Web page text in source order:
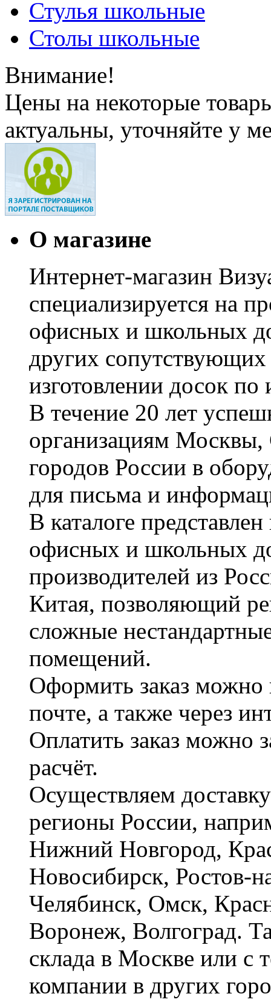
Стулья школьные
Столы школьные
Внимание!
Цены на некоторые
актуальны, уточняйте у
О магазине
Интернет-магазин
специализируется на
офисных и школьных
других сопутствующих
изготовлении досок по
В течение 20 лет
организациям Москвы,
городов России в
для письма и
В каталоге
офисных и школьных
производителей из
Китая, позволяющий
сложные
помещений.
Оформить заказ можно
почте, а также через
Оплатить заказ можно
расчёт.
Осуществляем
регионы России,
Нижний Новгород,
Новосибирск, Ростов-
Челябинск, Омск,
Воронеж, Волгоград.
склада в Москве или с
компании в других